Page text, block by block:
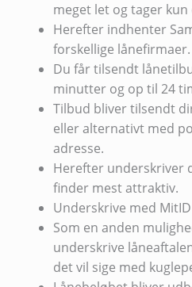
meget let og tager
Herefter indhenter
forskellige lånefirmaer.
Du får tilsendt
minutter og op til 24
Tilbud bliver tilsendt
eller alternativt med
adresse.
Herefter underskriver
finder mest attraktiv.
Underskrive med
Som en anden
underskrive
det vil sige med